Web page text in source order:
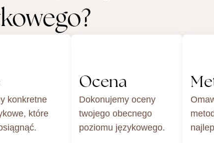
konkretne
które
Ocena
Dokonujemy oceny
twojego obecnego
poziomu językowego.